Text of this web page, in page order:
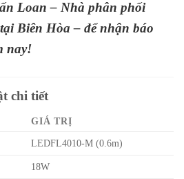
Loan – Nhà phân phối
Biên Hòa – để nhận báo
nay!
chi tiết
GIÁ TRỊ
LEDFL4010-M (0.6m)
18W